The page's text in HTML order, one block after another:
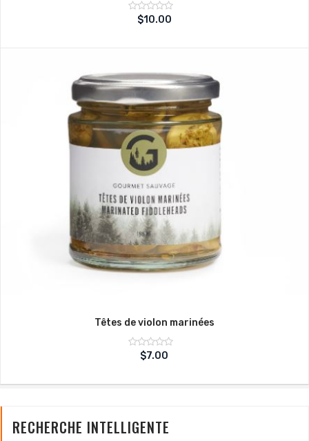
Note
sur
$10.00
Têtes de violon marinées
Note
sur
$7.00
RECHERCHE INTELLIGENTE